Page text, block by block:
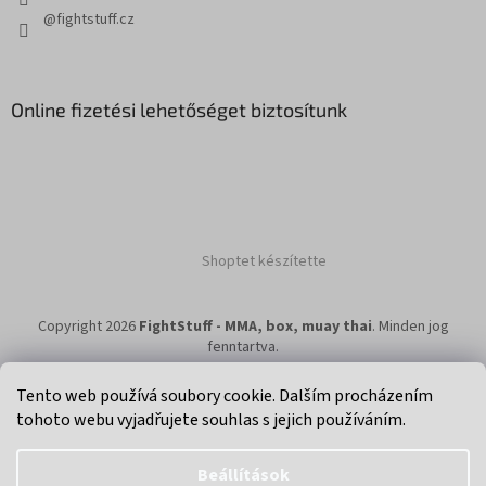
Tento web používá soubory cookie. Dalším procházením
tohoto webu vyjadřujete souhlas s jejich používáním.
Beállítások
@fightstuff.cz
Online fizetési lehetőséget biztosítunk
Shoptet készítette
Copyright 2026 FightStuff - MMA, box, muay thai. Minden jog
fenntartva.
Klikni na super eshop pro cyklisty a bikery.